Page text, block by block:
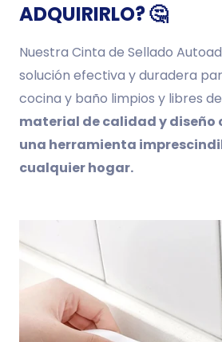
ADQUIRIRLO?🤔
Nuestra Cinta de Sellado
solución efectiva y duradera
cocina y baño limpios y libres
material de calidad y diseño
una herramienta
cualquier hogar.